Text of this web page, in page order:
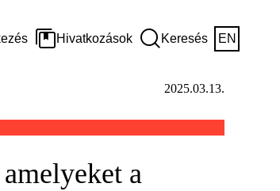
Hivatkozások Keresés EN
2025.03.13.
a